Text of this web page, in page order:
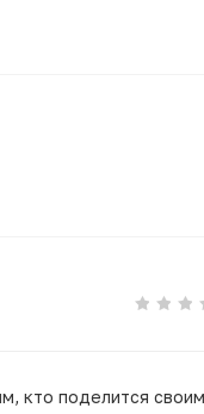
кто поделится